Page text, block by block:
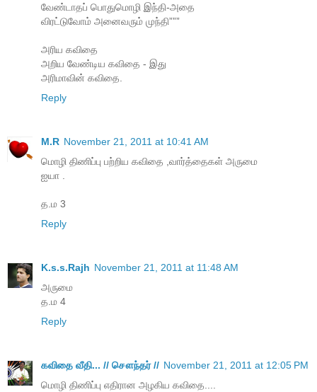
வேண்டாதப் பொதுமொழி இந்தி-அதை
விரட்டுவோம் அனைவரும் முந்தி”””
அரிய கவிதை
அறிய வேண்டிய கவிதை - இது
அரிமாவின் கவிதை.
Reply
M.R November 21, 2011 at 10:41 AM
மொழி திணிப்பு பற்றிய கவிதை ,வார்த்தைகள் அருமை
ஐயா .
த.ம 3
Reply
K.s.s.Rajh November 21, 2011 at 11:48 AM
அருமை
த.ம 4
Reply
கவிதை வீதி... // சௌந்தர் // November 21, 2011 at 12:05 PM
மொழி திணிப்பு எதிரான அழகிய கவிதை....